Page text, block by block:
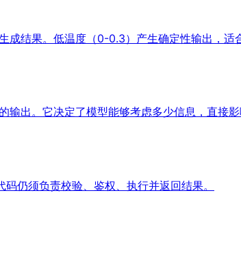
结果。低温度（0-0.3）产生确定性输出，
出。它决定了模型能够考虑多少信息，直接
仍须负责校验、鉴权、执行并返回结果。